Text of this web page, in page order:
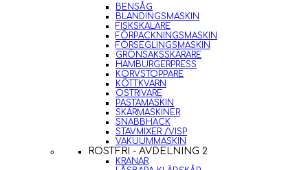
BENSÅG
BLANDINGSMASKIN
FISKSKALARE
FÖRPACKNINGSMASKIN
FÖRSEGLINGSMASKIN
GRÖNSAKSSKÄRARE
HAMBURGERPRESS
KORVSTOPPARE
KÖTTKVARN
OSTRIVARE
PASTAMASKIN
SKÄRMASKINER
SNABBHACK
STAVMIXER /VISP
VAKUUMMASKIN
ROSTFRI - AVDELNING 2
KRANAR